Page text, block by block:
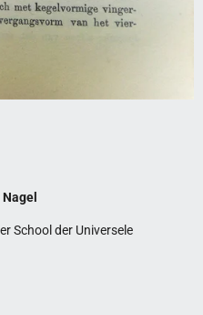
School der Universele